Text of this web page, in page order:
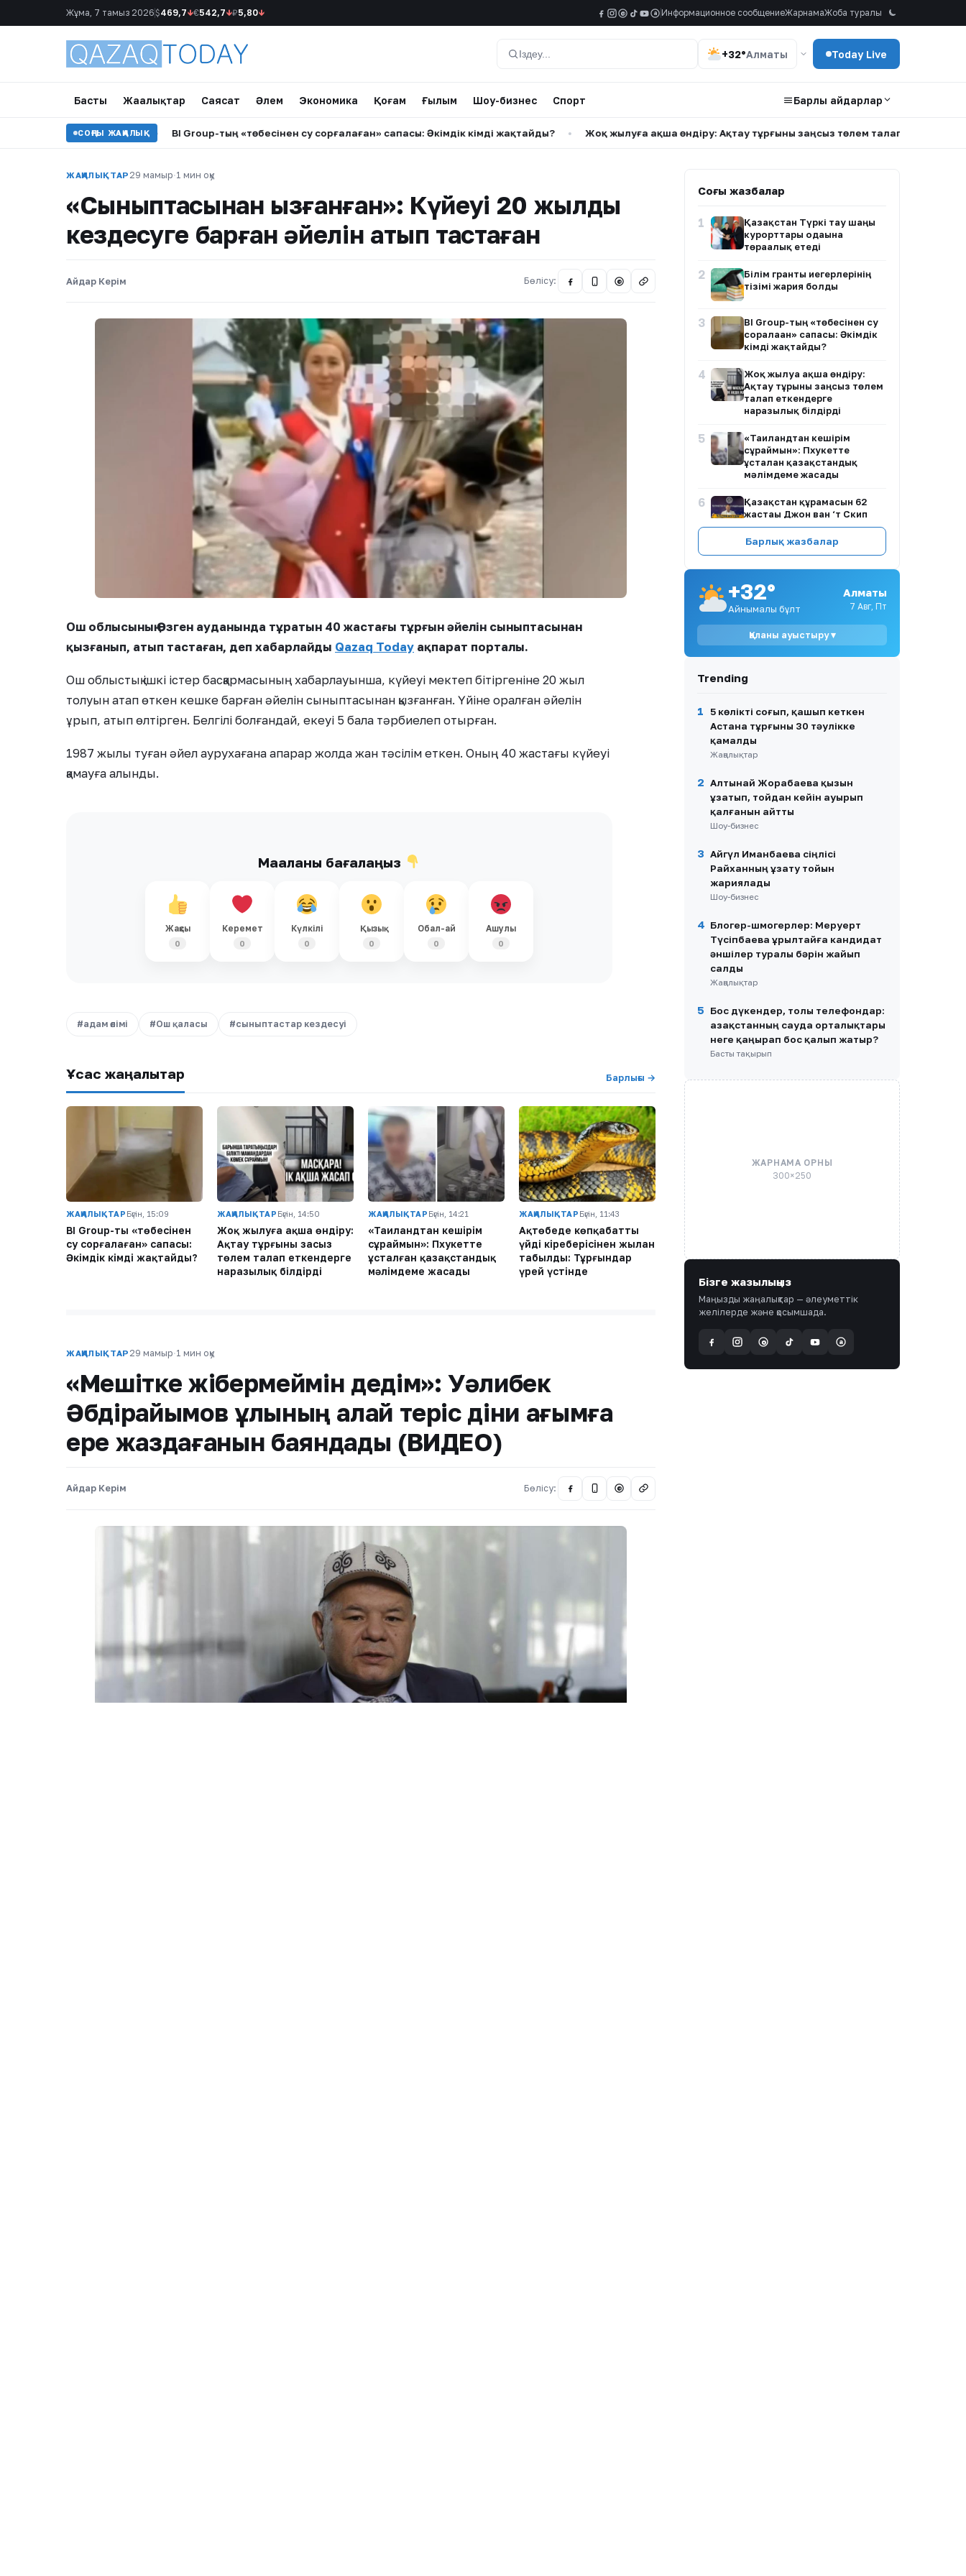
Жұма, 7 тамыз 2026 $469,7↓€542,7↓₽5,80↓ @ a Информационное сообщениеЖарнамаЖоба туралы
Іздеу
+32°Алматы Today Live
Басты Жаңалықтар Саясат Әлем Экономика Қоғам Ғылым Шоу-бизнес Спорт Барлық айдарлар
СОҢҒЫ ЖАҢАЛЫҚ
тізімі жария болды • BI Group-тың «төбесінен су сорғалаған» сапасы: Әкімдік кімді жақтайды? • Жоқ жылуға ақша өндіру: Ақтау тұрғыны заңсыз төлем талап еткендерге
ЖАҢАЛЫҚТАР 29 мамыр·1 мин оқу
«Сыныптасынан қызғанған»: Күйеуі 20 жылдық
кездесуге барған әйелін атып тастаған
Айдар Керім Бөлісу: @
Ош облысының Өзген ауданында тұратын 40 жастағы тұрғын әйелін сыныптасынан
қызғанып, атып тастаған, деп хабарлайды Qazaq Today ақпарат порталы.
Ош облыстық ішкі істер басқармасының хабарлауынша, күйеуі мектеп бітіргеніне 20 жыл
толуын атап өткен кешке барған әйелін сыныптасынан қызғанған. Үйіне оралған әйелін
ұрып, атып өлтірген. Белгілі болғандай, екеуі 5 бала тәрбиелеп отырған.
1987 жылы туған әйел аурухағана апарар жолда жан тәсілім еткен. Оның 40 жастағы күйеуі
қамауға алынды.
Мақаланы бағалаңыз
Жақсы
0
Керемет
0
Күлкілі
0
Қызық
0
Обал-ай
0
Ашулы
0
#адам өлімі #Ош қаласы #сыныптастар кездесуі
Ұқсас жаңалықтар Барлығы →
ЖАҢАЛЫҚТАР Бүгін, 15:09
BI Group-тың «төбесінен
су сорғалаған» сапасы:
Әкімдік кімді жақтайды?
ЖАҢАЛЫҚТАР Бүгін, 14:50
Жоқ жылуға ақша өндіру:
Ақтау тұрғыны заңсыз
төлем талап еткендерге
наразылық білдірді
ЖАҢАЛЫҚТАР Бүгін, 14:21
«Таиландтан кешірім
сұраймын»: Пхукетте
ұсталған қазақстандық
мәлімдеме жасады
ЖАҢАЛЫҚТАР Бүгін, 11:43
Ақтөбеде көпқабатты
үйдің кіреберісінен жылан
табылды: Тұрғындар
үрей үстінде
ЖАҢАЛЫҚТАР 29 мамыр·1 мин оқу
«Мешітке жібермеймін дедім»: Уәлибек
Әбдірайымов ұлының қалай теріс діни ағымға
ере жаздағанын баяндады (ВИДЕО)
Айдар Керім Бөлісу: @
Соңғы жазбалар
1
Қазақстан Түркі тау шаңғы
курорттары одағына
төрағалық етеді
2
Білім гранты иегерлерінің
тізімі жария болды
3
BI Group-тың «төбесінен су
сорғалаған» сапасы: Әкімдік
кімді жақтайды?
4
Жоқ жылуға ақша өндіру:
Ақтау тұрғыны заңсыз төлем
талап еткендерге
наразылық білдірді
5
«Таиландтан кешірім
сұраймын»: Пхукетте
ұсталған қазақстандық
мәлімдеме жасады
6
Қазақстан құрамасын 62
жастағы Джон ван ‘т Скип
бастады
7
Таиландтағы мектепте атыс
8
«Жәбірленуші рөлінен бас
тартпаймын»: Ұлдананың
күйеуі істі соңына дейін
жеткізетінін айтты (ВИДЕО)
кіреберісінен жылан
10
Атыраудағы сұмдық жағдай:
«Нұрсаяда» ер адам әйелді
аяусыз соққыға жықты
Барлық жазбалар
+32°
Айнымалы бұлт
Алматы
7 Авг, Пт
Қаланы ауыстыру ▾
Trending
1
5 көлікті соғып, қашып кеткен
Астана тұрғыны 30 тәулікке
қамалды
Жаңалықтар
2 Алтынай Жорабаева қызын
ұзатып, тойдан кейін ауырып
қалғанын айтты
Шоу-бизнес
3 Айгүл Иманбаева сіңлісі
Райханның ұзату тойын
жариялады
Шоу-бизнес
4 Блогер-шмогерлер: Меруерт
Түсіпбаева Құрылтайға кандидат
әншілер туралы бәрін жайып
салды
Жаңалықтар
5
Бос дүкендер, толы телефондар:
Қазақстанның сауда орталықтары
неге қаңырап бос қалып жатыр?
Басты тақырып
ЖАРНАМА ОРНЫ
300×250
Бізге жазылыңыз
Маңызды жаңалықтар — әлеуметтік
желілерде және қосымшада.
@ a